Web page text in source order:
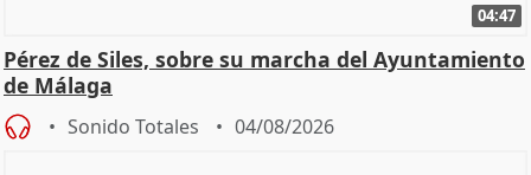
04:47
Pérez de Siles, sobre su marcha del Ayuntamiento
de Málaga
Sonido Totales 04/08/2026